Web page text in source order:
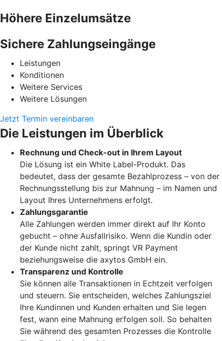
Höhere Einzelumsätze
Sichere Zahlungseingänge
Leistungen
Konditionen
Weitere Services
Weitere Lösungen
Jetzt Termin vereinbaren
Die Leistungen im Überblick
Rechnung und Check-out in Ihrem Layout
Die Lösung ist ein White Label-Produkt. Das
bedeutet, dass der gesamte Bezahlprozess – von der
Rechnungsstellung bis zur Mahnung – im Namen und
Layout Ihres Unternehmens erfolgt.
Zahlungsgarantie
Alle Zahlungen werden immer direkt auf Ihr Konto
gebucht – ohne Ausfallrisiko. Wenn die Kundin oder
der Kunde nicht zahlt, springt VR Payment
beziehungsweise die axytos GmbH ein.
Transparenz und Kontrolle
Sie können alle Transaktionen in Echtzeit verfolgen
und steuern. Sie entscheiden, welches Zahlungsziel
Ihre Kundinnen und Kunden erhalten und Sie legen
fest, wann eine Mahnung erfolgen soll. So behalten
Sie während des gesamten Prozesses die Kontrolle